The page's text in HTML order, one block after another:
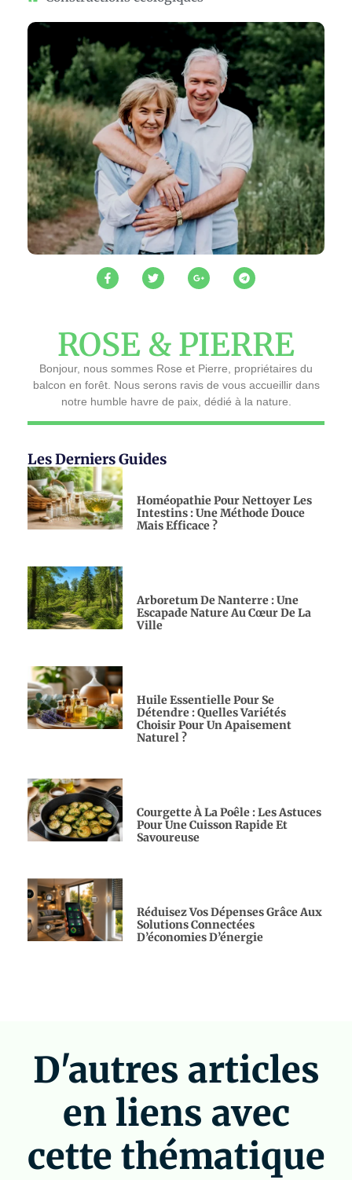
ROSE & PIERRE
Bonjour, nous sommes Rose et Pierre, propriétaires du
balcon en forêt. Nous serons ravis de vous accueillir dans
notre humble havre de paix, dédié à la nature.
Les Derniers Guides
Homéopathie Pour Nettoyer Les
Intestins : Une Méthode Douce
Mais Efficace ?
Arboretum De Nanterre : Une
Escapade Nature Au Cœur De La
Ville
Huile Essentielle Pour Se
Détendre : Quelles Variétés
Choisir Pour Un Apaisement
Naturel ?
Courgette À La Poêle : Les Astuces
Pour Une Cuisson Rapide Et
Savoureuse
Réduisez Vos Dépenses Grâce Aux
Solutions Connectées
D’économies D’énergie
D'autres articles
en liens avec
cette thématique